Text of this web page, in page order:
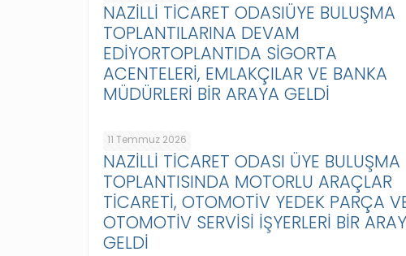
NAZİLLİ TİCARET ODASIÜYE BULUŞMA
TOPLANTILARINA DEVAM
EDİYORTOPLANTIDA SİGORTA
ACENTELERİ, EMLAKÇILAR VE BANKA
MÜDÜRLERİ BİR ARAYA GELDİ
11 Temmuz 2026
NAZİLLİ TİCARET ODASI ÜYE BULUŞMA
TOPLANTISINDA MOTORLU ARAÇLAR
TİCARETİ, OTOMOTİV YEDEK PARÇA
OTOMOTİV SERVİSİ İŞYERLERİ BİR
GELDİ